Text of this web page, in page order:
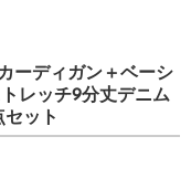
ーディガン＋ベーシ
レッチ9分丈デニム
セット